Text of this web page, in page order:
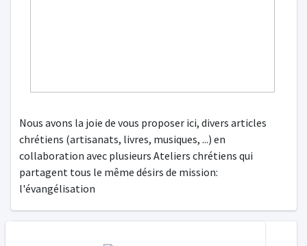
Nous avons la joie de vous proposer ici, divers articles
chrétiens (artisanats, livres, musiques, ...) en
collaboration avec plusieurs Ateliers chrétiens qui
partagent tous le même désirs de mission:
l'évangélisation